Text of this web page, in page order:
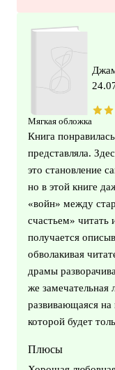
Мягкая обложка
Книга
представляла.
это становление
но в этой книге
«войн» между
счастьем» читать
получается
обволакивая
драмы
же замечательная
развивающаяся на
которой будет
Плюсы